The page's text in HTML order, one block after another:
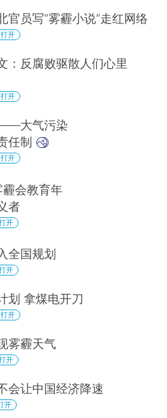
官员写“雾霾小说”走红网络
开
：反腐败驱散人们心里
开
大气污染
任制
开
会教育年
者
开
全国规划
开
划 拿煤电开刀
开
雾霾天气
开
会让中国经济降速
开